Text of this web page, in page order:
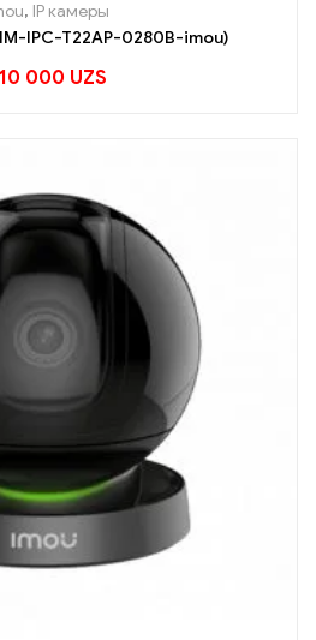
, IP камеры
IPC-T22AP-0280B-imou)
000 UZS